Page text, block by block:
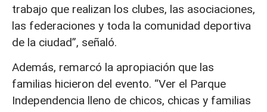
trabajo que realizan los clubes, las asociaciones,
las federaciones y toda la comunidad deportiva
de la ciudad”, señaló.
Además, remarcó la apropiación que las
familias hicieron del evento. “Ver el Parque
Independencia lleno de chicos, chicas y familias